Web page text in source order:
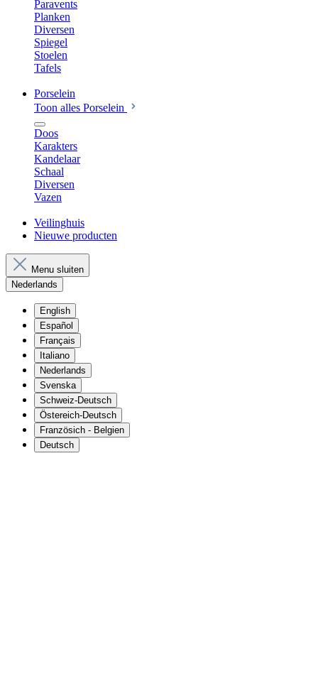
Paravents
Planken
Diversen
Spiegel
Stoelen
Tafels
Porselein
Toon alles Porselein
Doos
Karakters
Kandelaar
Schaal
Diversen
Vazen
Veilinghuis
Nieuwe producten
Menu sluiten
Nederlands
English
Español
Français
Italiano
Nederlands
Svenska
Schweiz-Deutsch
Östereich-Deutsch
Französich - Belgien
Deutsch